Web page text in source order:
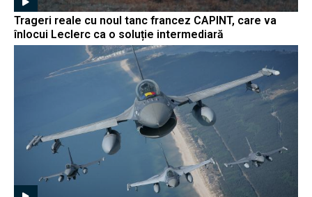
Trageri reale cu noul tanc francez CAPINT, care va
înlocui Leclerc ca o soluție intermediară